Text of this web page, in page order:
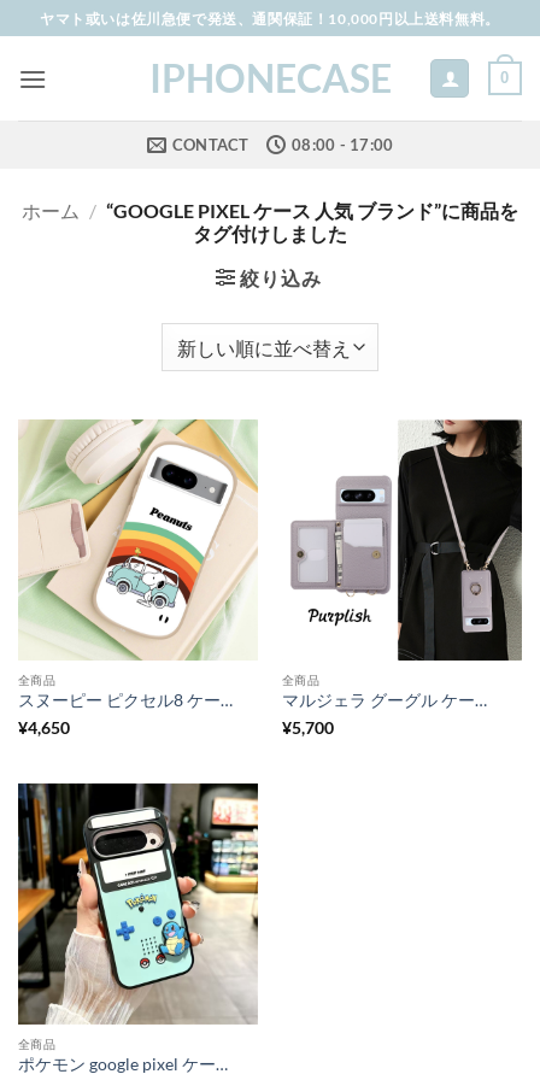
to
content
ヤマト或いは佐川急便で発送、通関保証！10,000円以上送料無料。
IPHONECASE 0
CONTACT 08:00 - 17:00
ホーム / “GOOGLE PIXEL ケース 人気 ブランド”に商品を
タグ付けしました
絞り込み
全商品
スヌーピー ピクセル8 ケース かわいい PEANUTS ハイブランド ピクセル7a ケース おすすめ グーグル pixel8 ケース キャラクター pixel7 ケース 人気
¥4,650
全商品
マルジェラ グーグル ケース ハイブランド ピンク Margiela グーグルピクセル8 ケース 人気 ショルダー ピクセル8 ケース ハイブランド ピクセル7 ケース リング付き
¥5,700
全商品
ポケモン google pixel ケース 人気 ブランド googleピクセル9/8 カバー ピクセル8 ケース かわいい おしゃれ pixel7 ケース グーグル ピクセル ケース すすめ